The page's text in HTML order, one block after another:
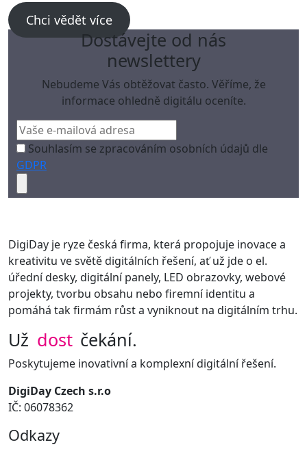
Chci vědět více
Dostávejte od nás
newslettery
Nebudeme Vás obtěžovat často. Věříme, že
informace ohledně digitálu oceníte.
Souhlasím se zpracováním osobních údajů dle
GDPR
DigiDay je ryze česká firma, která propojuje inovace a
kreativitu ve světě digitálních řešení, ať už jde o el.
úřední desky, digitální panely, LED obrazovky, webové
projekty, tvorbu obsahu nebo firemní identitu a
pomáhá tak firmám růst a vyniknout na digitálním trhu.
Už dost čekání.
Poskytujeme inovativní a komplexní digitální řešení.
DigiDay Czech s.r.o
IČ: 06078362
Odkazy